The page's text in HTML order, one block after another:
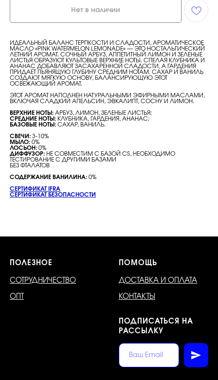
Нет в наличии
ИДЕАЛЬНЫЙ БАЛАНС ТЕРПКОСТИ И СЛАДОСТИ, АРОМАТИЧЕСКОЕ
МАСЛО «PINK WATERMELON LEMONADE» — ЭТО НОСТАЛЬГИЧЕСКИЙ
ЛЕТНИЙ АРОМАТ. СОЧНЫЙ АРБУЗ, АППЕТИТНЫЙ ЛИМОН И ЗЕЛЕНЫЕ
ЛИСТЬЯ ОБРАЗУЮТ КУЛЬТОВЫЕ ВЕРХНИЕ НОТЫ. СПЕЛАЯ КЛУБНИКА И
АНАНАС ДОБАВЛЯЮТ ЗАСАХАРЕННОЙ СЛАДОСТИ, А ГАРДЕНИЯ
ПРИДАЕТ ПЬЯНЯЩУЮ ГЛУБИНУ СРЕДНИМ НОТАМ. САХАР И ВАНИЛЬ
СОЗДАЮТ МЯГКУЮ ОСНОВУ, БАЛАНСИРУЮЩУЮ ЭТОТ
ОСВЕЖАЮЩИЙ АРОМАТ.
ЭТОТ АРОМАТ НАПОЛНЕН НАТУРАЛЬНЫМИ ЭФИРНЫМИ МАСЛАМИ,
ВКЛЮЧАЯ СЛАДКИЙ АПЕЛЬСИН, ЭВКАЛИПТ, СОСНУ И ЛИМОН.
ВЕРХНИЕ НОТЫ: АРБУЗ, ЛИМОН, ЗЕЛЕНЫЕ ЛИСТЬЯ;
СРЕДНИЕ НОТЫ: КЛУБНИКА, ГАРДЕНИЯ, АНАНАС;
БАЗОВЫЕ НОТЫ: САХАР, ВАНИЛЬ.
СВЕЧИ: 3-10%
МЫЛО: 0%
ЛОСЬОН: 0%
ДИФФУЗОР: НЕ СОВМЕСТИМ С БАЗОЙ CS, НЕОБХОДИМО
ТЕСТИРОВАНИЕ С ДРУГИМИ БАЗАМИ
БЕЗ ФТАЛАТОВ
СОДЕРЖАНИЕ ВАНИЛИНА: 0%
СЕРТИФИКАТ IFRA
СЕРТИФИКАТ БЕЗОПАСНОСТИ
ПОЛЕЗНОЕ
СОТРУДНИЧЕСТВО
ОПТ
ПОМОЩЬ
ДОСТАВКА И ОПЛАТА
КОНТАКТЫ
ПОДПИСАТЬСЯ НА
РАССЫЛКУ